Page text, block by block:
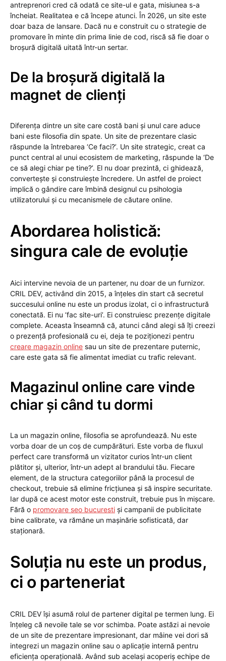
antreprenori cred că odată ce site-ul e gata, misiunea s-a
încheiat. Realitatea e că începe atunci. În 2026, un site este
doar baza de lansare. Dacă nu e construit cu o strategie de
promovare în minte din prima linie de cod, riscă să fie doar o
broșură digitală uitată într-un sertar.
De la broșură digitală la
magnet de clienți
Diferența dintre un site care costă bani și unul care aduce
bani este filosofia din spate. Un site de prezentare clasic
răspunde la întrebarea ‘Ce faci?’. Un site strategic, creat ca
punct central al unui ecosistem de marketing, răspunde la ‘De
ce să alegi chiar pe tine?’. El nu doar prezintă, ci ghidează,
convertește și construiește încredere. Un astfel de proiect
implică o gândire care îmbină designul cu psihologia
utilizatorului și cu mecanismele de căutare online.
Abordarea holistică:
singura cale de evoluție
Aici intervine nevoia de un partener, nu doar de un furnizor.
CRIL DEV, activând din 2015, a înțeles din start că secretul
succesului online nu este un produs izolat, ci o infrastructură
conectată. Ei nu ‘fac site-uri’. Ei construiesc prezențe digitale
complete. Aceasta înseamnă că, atunci când alegi să îți creezi
o prezență profesională cu ei, deja te poziționezi pentru
creare magazin online sau un site de prezentare puternic,
care este gata să fie alimentat imediat cu trafic relevant.
Magazinul online care vinde
chiar și când tu dormi
La un magazin online, filosofia se aprofundează. Nu este
vorba doar de un coș de cumpărături. Este vorba de fluxul
perfect care transformă un vizitator curios într-un client
plătitor și, ulterior, într-un adept al brandului tău. Fiecare
element, de la structura categoriilor până la procesul de
checkout, trebuie să elimine fricțiunea și să inspire securitate.
Iar după ce acest motor este construit, trebuie pus în mișcare.
Fără o promovare seo bucuresti și campanii de publicitate
bine calibrate, va rămâne un mașinărie sofisticată, dar
staționară.
Soluția nu este un produs,
ci o parteneriat
CRIL DEV își asumă rolul de partener digital pe termen lung. Ei
înțeleg că nevoile tale se vor schimba. Poate astăzi ai nevoie
de un site de prezentare impresionant, dar mâine vei dori să
integrezi un magazin online sau o aplicație internă pentru
eficiența operațională. Având sub același acoperiș echipe de